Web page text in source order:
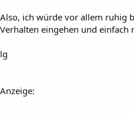
Also, ich würde vor allem ruhig
Verhalten eingehen und einfach
lg
Anzeige: